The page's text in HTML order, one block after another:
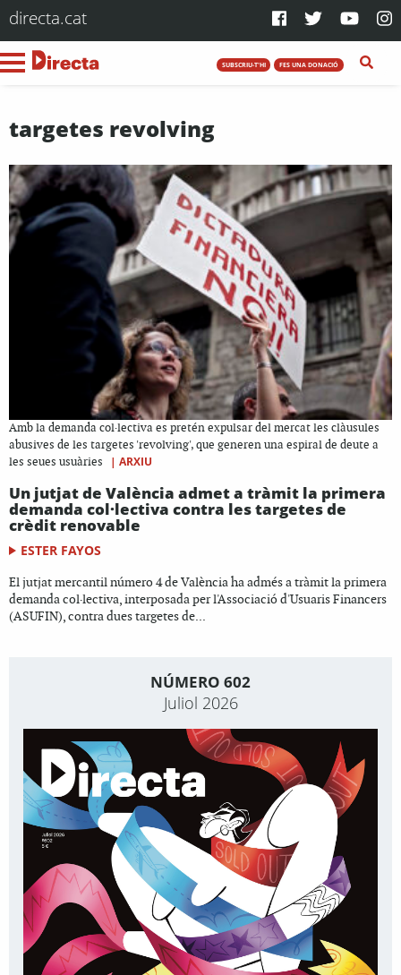
directa.cat
SUBSCRIU-T'HI FES UNA DONACIÓ
targetes revolving
Amb la demanda col·lectiva es pretén expulsar del mercat les clàusules
abusives de les targetes 'revolving', que generen una espiral de deute a
les seues usuàries
| ARXIU
Un jutjat de València admet a tràmit la primera
demanda col·lectiva contra les targetes de
crèdit renovable
ESTER FAYOS
El jutjat mercantil número 4 de València ha admés a tràmit la primera
demanda col·lectiva, interposada per l'Associació d'Usuaris Financers
(ASUFIN), contra dues targetes de...
NÚMERO 602
Juliol 2026